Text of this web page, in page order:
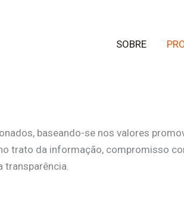
SOBRE
baseando-se nos valores
trato da informação, compromisso